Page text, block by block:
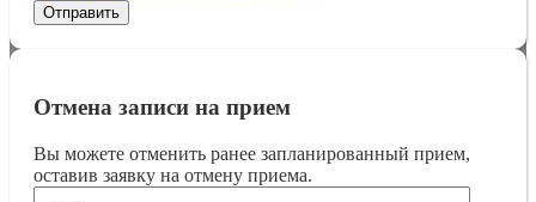
Отмена записи на прием
Вы можете отменить ранее запланированный прием,
оставив заявку на отмену приема.